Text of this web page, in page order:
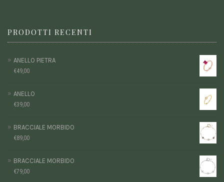
PRODOTTI RECENTI
ANELLO PIETRA
€49,00
ANELLO
€39,00
BRACCIALE MORBIDO
€89,00
BRACCIALE MORBIDO
€79,00